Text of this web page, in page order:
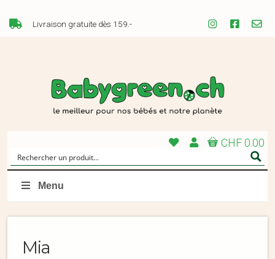
Livraison gratuite dès 159.-
CHF 0.00
Menu
Mia